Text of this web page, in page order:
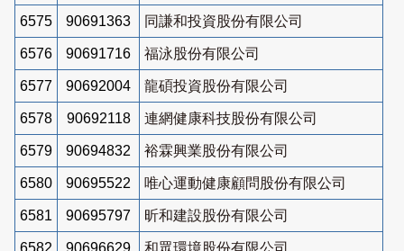
6575 90691363 同謙和投資股份有限公司
6576 90691716 福泳股份有限公司
6577 90692004 龍碩投資股份有限公司
6578 90692118 連網健康科技股份有限公司
6579 90694832 裕霖興業股份有限公司
6580 90695522 唯心運動健康顧問股份有限公司
6581 90695797 昕和建設股份有限公司
6582 90696629 和眾環境股份有限公司